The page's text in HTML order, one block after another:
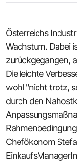
Österreichs
Wachstum. Dabei
zurückgegangen,
Die leichte
wohl "nicht trotz,
durch den
Chefökonom